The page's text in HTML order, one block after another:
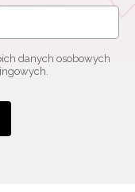
danych osobowych